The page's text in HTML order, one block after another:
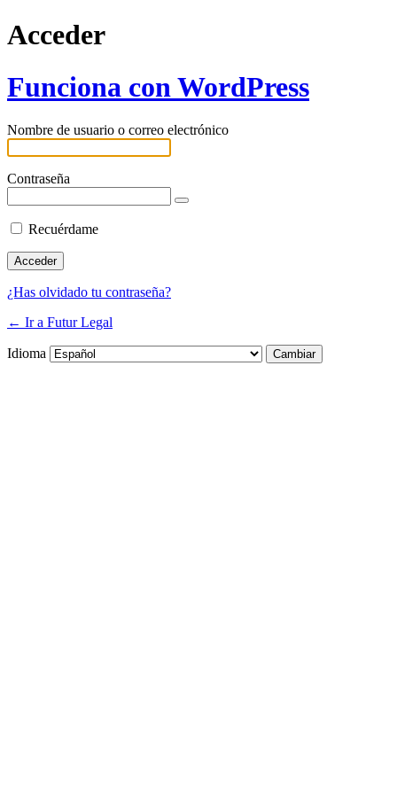
Acceder
Funciona con WordPress
Nombre de usuario o correo electrónico
Contraseña
Recuérdame
¿Has olvidado tu contraseña?
← Ir a Futur Legal
Idioma